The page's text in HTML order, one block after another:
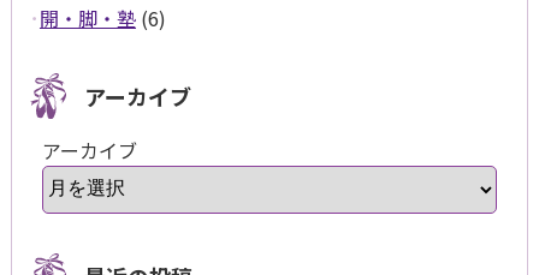
開・脚・塾(6)
アーカイブ
アーカイブ